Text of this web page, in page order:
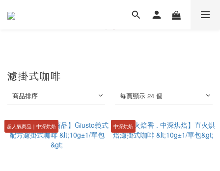
濾掛式咖啡
商品排序 每頁顯示 24 個
超人氣商品｜中深烘焙 中深烘焙